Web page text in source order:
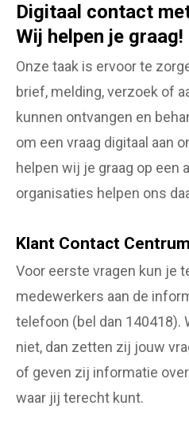
Digitaal contact
Wij helpen je graag!
Onze taak is ervoor te
brief, melding, verzoek of
kunnen ontvangen en
om een vraag digitaal aan
helpen wij je graag op een
organisaties helpen ons
Klant Contact
Voor eerste vragen kun je
medewerkers aan de
telefoon (bel dan 140418).
niet, dan zetten zij jouw
of geven zij informatie
waar jij terecht kunt.